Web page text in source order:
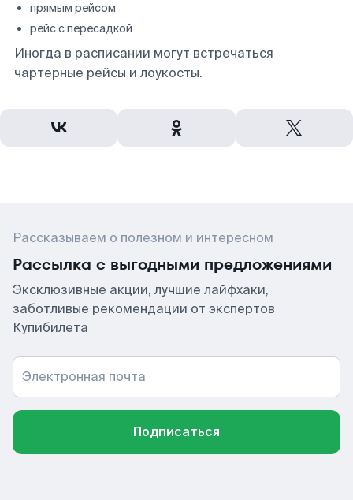
прямым рейсом
рейс с пересадкой
Иногда в расписании могут встречаться
чартерные рейсы и лоукосты.
Рассказываем о полезном и интересном
Рассылка с выгодными предложениями
Эксклюзивные акции, лучшие лайфхаки,
заботливые рекомендации от экспертов
Купибилета
Электронная почта
Подписаться